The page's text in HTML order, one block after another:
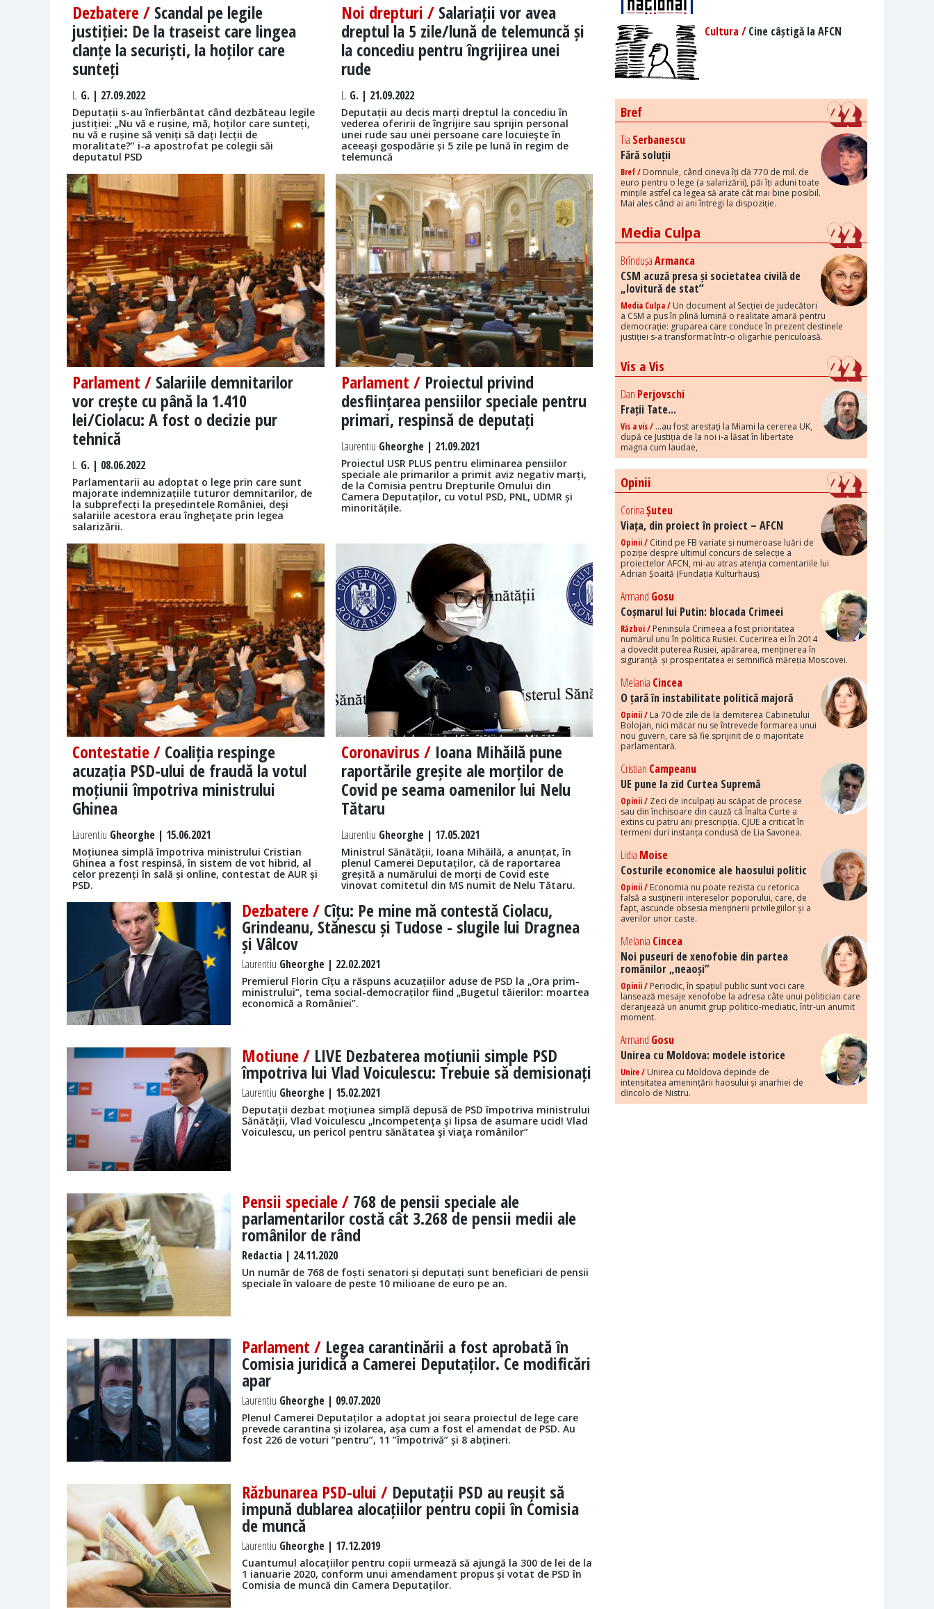
Dezbatere / Scandal pe legile
justiției: De la traseist care lingea
clanțe la securiști, la hoților care
sunteți
L. G. | 27.09.2022
Deputații s-au înfierbântat când dezbăteau legile
justiției: „Nu vă e rușine, mă, hoților care sunteți,
nu vă e rușine să veniți să dați lecții de
moralitate?” i-a apostrofat pe colegii săi
deputatul PSD
Noi drepturi / Salariații vor avea
dreptul la 5 zile/lună de telemuncă și
la concediu pentru îngrijirea unei
rude
L. G. | 21.09.2022
Deputații au decis marți dreptul la concediu în
vederea oferirii de îngrijire sau sprijin personal
unei rude sau unei persoane care locuieşte în
aceeaşi gospodărie și 5 zile pe lună în regim de
telemuncă
Parlament / Salariile demnitarilor
vor crește cu până la 1.410
lei/Ciolacu: A fost o decizie pur
tehnică
L. G. | 08.06.2022
Parlamentarii au adoptat o lege prin care sunt
majorate indemnizațiile tuturor demnitarilor, de
la subprefecți la președintele României, deşi
salariile acestora erau îngheţate prin legea
salarizării.
Parlament / Proiectul privind
desființarea pensiilor speciale pentru
primari, respinsă de deputați
Laurentiu Gheorghe | 21.09.2021
Proiectul USR PLUS pentru eliminarea pensiilor
speciale ale primarilor a primit aviz negativ marți,
de la Comisia pentru Drepturile Omului din
Camera Deputaților, cu votul PSD, PNL, UDMR și
minoritățile.
Contestatie / Coaliția respinge
acuzația PSD-ului de fraudă la votul
moțiunii împotriva ministrului
Ghinea
Laurentiu Gheorghe | 15.06.2021
Moțiunea simplă împotriva ministrului Cristian
Ghinea a fost respinsă, în sistem de vot hibrid, al
celor prezenți în sală și online, contestat de AUR și
PSD.
Coronavirus / Ioana Mihăilă pune
raportările greșite ale morților de
Covid pe seama oamenilor lui Nelu
Tătaru
Laurentiu Gheorghe | 17.05.2021
Ministrul Sănătății, Ioana Mihăilă, a anunțat, în
plenul Camerei Deputaților, că de raportarea
greșită a numărului de morți de Covid este
vinovat comitetul din MS numit de Nelu Tătaru.
Dezbatere / Cîțu: Pe mine mă contestă Ciolacu,
Grindeanu, Stănescu și Tudose - slugile lui Dragnea
și Vâlcov
Laurentiu Gheorghe | 22.02.2021
Premierul Florin Cîțu a răspuns acuzațiilor aduse de PSD la „Ora prim-
ministrului”, tema social-democraților fiind „Bugetul tăierilor: moartea
economică a României”.
Motiune / LIVE Dezbaterea moțiunii simple PSD
împotriva lui Vlad Voiculescu: Trebuie să demisionați
Laurentiu Gheorghe | 15.02.2021
Deputații dezbat moțiunea simplă depusă de PSD împotriva ministrului
Sănătății, Vlad Voiculescu „Incompetenţa şi lipsa de asumare ucid! Vlad
Voiculescu, un pericol pentru sănătatea şi viaţa românilor”
Pensii speciale / 768 de pensii speciale ale
parlamentarilor costă cât 3.268 de pensii medii ale
românilor de rând
Redactia | 24.11.2020
Un număr de 768 de foști senatori și deputați sunt beneficiari de pensii
speciale în valoare de peste 10 milioane de euro pe an.
Parlament / Legea carantinării a fost aprobată în
Comisia juridică a Camerei Deputaților. Ce modificări
apar
Laurentiu Gheorghe | 09.07.2020
Plenul Camerei Deputaților a adoptat joi seara proiectul de lege care
prevede carantina și izolarea, așa cum a fost el amendat de PSD. Au
fost 226 de voturi ”pentru”, 11 ”împotrivă” și 8 abțineri.
Răzbunarea PSD-ului / Deputații PSD au reușit să
impună dublarea alocațiilor pentru copii în Comisia
de muncă
Laurentiu Gheorghe | 17.12.2019
Cuantumul alocațiilor pentru copii urmează să ajungă la 300 de lei de la
1 ianuarie 2020, conform unui amendament propus și votat de PSD în
Comisia de muncă din Camera Deputaților.
Cultura /Cine câștigă la AFCN
Bref
Tia Serbanescu
Fără soluții
Bref / Domnule, când cineva îți dă 770 de mil. de
euro pentru o lege (a salarizării), păi îți aduni toate
mințile astfel ca legea să arate cât mai bine posibil.
Mai ales când ai ani întregi la dispoziție.
Media Culpa
BrîndușaArmanca
CSM acuză presa și societatea civilă de
„lovitură de stat”
Media Culpa / Un document al Secției de judecători
a CSM a pus în plină lumină o realitate amară pentru
democrație: gruparea care conduce în prezent destinele
justiției s-a transformat într-o oligarhie periculoasă.
Vis a Vis
Dan Perjovschi
Frații Tate...
Vis a vis / ...au fost arestați la Miami la cererea UK,
după ce Justiția de la noi i-a lăsat în libertate
magna cum laudae,
Opinii
CorinaȘuteu
Viața, din proiect în proiect – AFCN
Opinii / Citind pe FB variate și numeroase luări de
poziție despre ultimul concurs de selecție a
proiectelor AFCN, mi-au atras atenția comentariile lui
Adrian Șoaită (Fundația Kulturhaus).
Armand Gosu
Coșmarul lui Putin: blocada Crimeei
Război / Peninsula Crimeea a fost prioritatea
numărul unu în politica Rusiei. Cucerirea ei în 2014
a dovedit puterea Rusiei, apărarea, menținerea în
siguranță și prosperitatea ei semnifică măreția Moscovei.
Melania Cincea
O țară în instabilitate politică majoră
Opinii / La 70 de zile de la demiterea Cabinetului
Bolojan, nici măcar nu se întrevede formarea unui
nou guvern, care să fie sprijinit de o majoritate
parlamentară.
Cristian Campeanu
UE pune la zid Curtea Supremă
Opinii / Zeci de inculpați au scăpat de procese
sau din închisoare din cauză că Înalta Curte a
extins cu patru ani prescripția. CJUE a criticat în
termeni duri instanța condusă de Lia Savonea.
Lidia Moise
Costurile economice ale haosului politic
Opinii / Economia nu poate rezista cu retorica
falsă a susținerii intereselor poporului, care, de
fapt, ascunde obsesia menținerii privilegiilor și a
averilor unor caste.
Melania Cincea
Noi puseuri de xenofobie din partea
românilor „neaoși”
Opinii / Periodic, în spațiul public sunt voci care
lansează mesaje xenofobe la adresa câte unui politician care
deranjează un anumit grup politico-mediatic, într-un anumit
moment.
Armand Gosu
Unirea cu Moldova: modele istorice
Unire / Unirea cu Moldova depinde de
intensitatea amenințării haosului și anarhiei de
dincolo de Nistru.